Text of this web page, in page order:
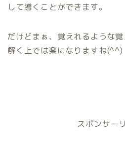
9%
して導くことができます。
だけどまぁ、覚えれるような
解く上では楽になりますね(^^)
スポンサー